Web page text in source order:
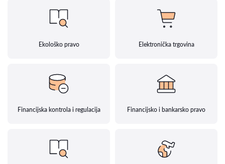
Ekološko pravo Elektronička trgovina
Financijska kontrola i regulacija Financijsko i bankarsko pravo